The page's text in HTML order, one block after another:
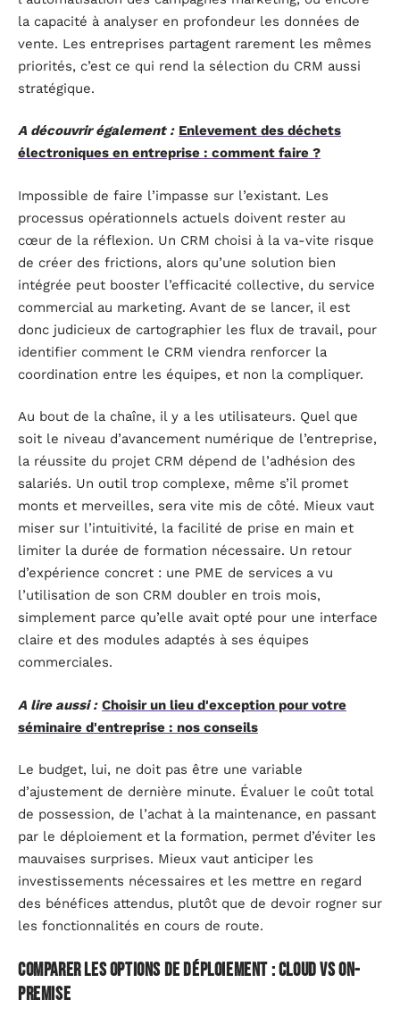
la capacité à analyser en profondeur les données de
vente. Les entreprises partagent rarement les mêmes
priorités, c’est ce qui rend la sélection du CRM aussi
stratégique.
A découvrir également : Enlevement des déchets
électroniques en entreprise : comment faire ?
Impossible de faire l’impasse sur l’existant. Les
processus opérationnels actuels doivent rester au
cœur de la réflexion. Un CRM choisi à la va-vite risque
de créer des frictions, alors qu’une solution bien
intégrée peut booster l’efficacité collective, du service
commercial au marketing. Avant de se lancer, il est
donc judicieux de cartographier les flux de travail, pour
identifier comment le CRM viendra renforcer la
coordination entre les équipes, et non la compliquer.
Au bout de la chaîne, il y a les utilisateurs. Quel que
soit le niveau d’avancement numérique de l’entreprise,
la réussite du projet CRM dépend de l’adhésion des
salariés. Un outil trop complexe, même s’il promet
monts et merveilles, sera vite mis de côté. Mieux vaut
miser sur l’intuitivité, la facilité de prise en main et
limiter la durée de formation nécessaire. Un retour
d’expérience concret : une PME de services a vu
l’utilisation de son CRM doubler en trois mois,
simplement parce qu’elle avait opté pour une interface
claire et des modules adaptés à ses équipes
commerciales.
A lire aussi : Choisir un lieu d'exception pour votre
séminaire d'entreprise : nos conseils
Le budget, lui, ne doit pas être une variable
d’ajustement de dernière minute. Évaluer le coût total
de possession, de l’achat à la maintenance, en passant
par le déploiement et la formation, permet d’éviter les
mauvaises surprises. Mieux vaut anticiper les
investissements nécessaires et les mettre en regard
des bénéfices attendus, plutôt que de devoir rogner sur
les fonctionnalités en cours de route.
Comparer les options de déploiement : Cloud vs On-
premise